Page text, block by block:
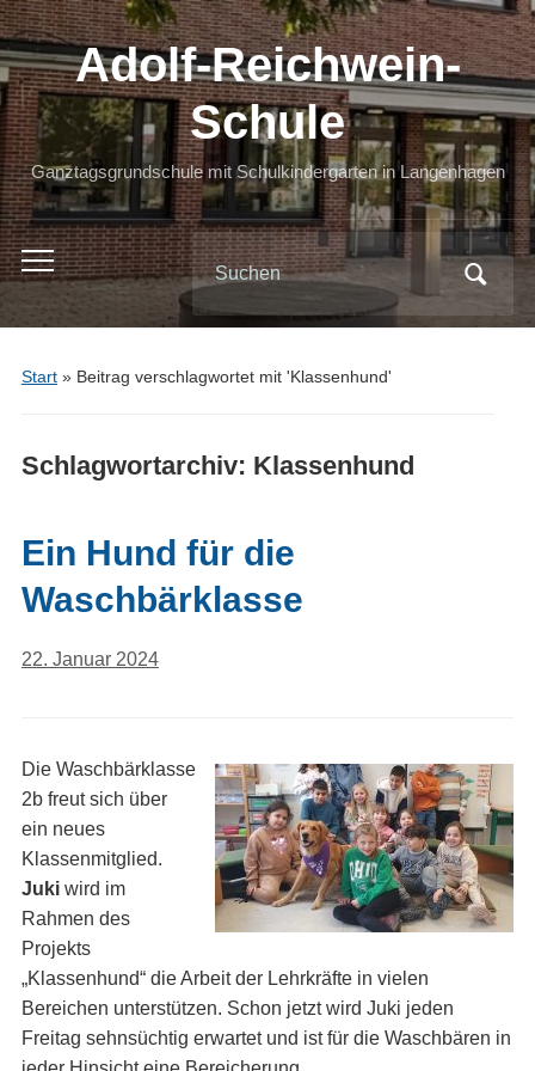
Adolf-Reichwein-
Schule
Ganztagsgrundschule mit Schulkindergarten in Langenhagen
Toggle
mobile
menu
Search
for:
Start» Beitrag verschlagwortet mit 'Klassenhund'
Schlagwortarchiv: Klassenhund
Ein Hund für die
Waschbärklasse
22. Januar 2024
Die Waschbärklasse
2b freut sich über
ein neues
Klassenmitglied.
Jukiwird im
Rahmen des
Projekts
„Klassenhund“ die Arbeit der Lehrkräfte in vielen
Bereichen unterstützen. Schon jetzt wird Juki jeden
Freitag sehnsüchtig erwartet und ist für die Waschbären in